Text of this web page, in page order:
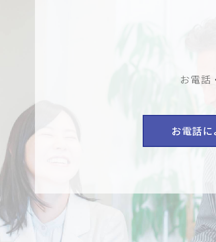
お電話
お電話